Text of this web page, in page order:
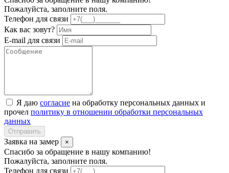
Пожалуйста, заполните поля.
Телефон для связи
Как вас зовут?
E-mail для связи
Я даю согласие на обработку персональных данных и
прочел политику в отношении обработки персональных
данных
Отправить
Заявка на замер ×
Спасибо за обращение в нашу компанию!
Пожалуйста, заполните поля.
Телефон для связи